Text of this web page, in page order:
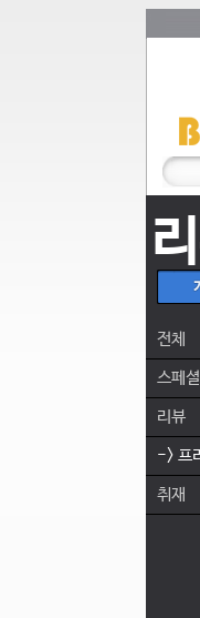
전체
스페
리뷰
-> 프
취재